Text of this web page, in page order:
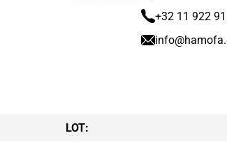
+32 11 922
LOT: